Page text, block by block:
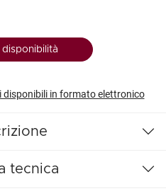
disponibili in formato elettronico
tecnica